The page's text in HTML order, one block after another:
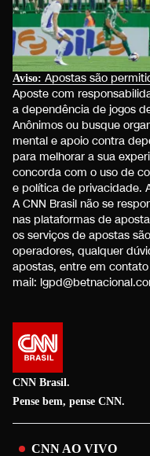
Jogo Responsável
CNN Brasil © 2025 |
condições de uso do
Aviso: Apostas são
Aposte com
a dependência de jogos
Anônimos ou busque
mental e apoio contra
para melhorar a sua
concorda com o uso de
e política de privacidade.
A CNN Brasil não se
nas plataformas de
os serviços de apostas
operadores, qualquer
apostas, entre em
mail:
CNN Brasil.
Pense bem, pense CNN.
CNN AO VIVO